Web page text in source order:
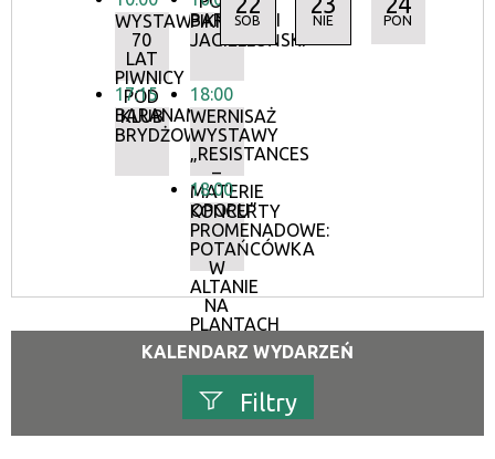
WYSTAWA:
70
LAT
PIWNICY
POD
BARANAMI
17:15
KLUB
BRYDŻOWY
BARANAMI
PIKNIK
JAGIELLOŃSKI
18:00
WERNISAŻ
WYSTAWY
„RESISTANCES
–
MATERIE
OPORU”
18:00
KONCERTY
PROMENADOWE:
POTAŃCÓWKA
W
ALTANIE
NA
PLANTACH
SOB NIE PON
KALENDARZ WYDARZEŃ
Filtry